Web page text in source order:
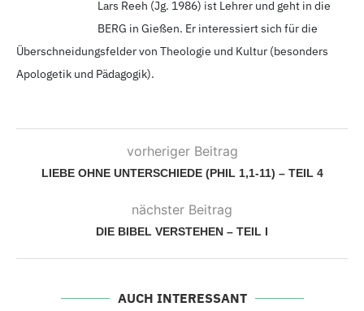
Lars Reeh (Jg. 1986) ist Lehrer und geht in die
BERG in Gießen. Er interessiert sich für die
Überschneidungsfelder von Theologie und Kultur (besonders
Apologetik und Pädagogik).
vorheriger Beitrag
LIEBE OHNE UNTERSCHIEDE (PHIL 1,1-11) – TEIL 4
nächster Beitrag
DIE BIBEL VERSTEHEN – TEIL I
AUCH INTERESSANT